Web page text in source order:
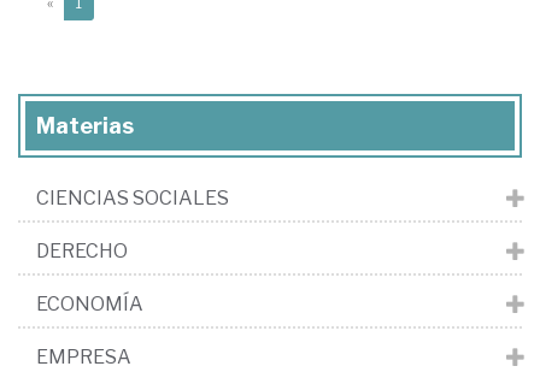
Materias
CIENCIAS SOCIALES
DERECHO
ECONOMÍA
EMPRESA